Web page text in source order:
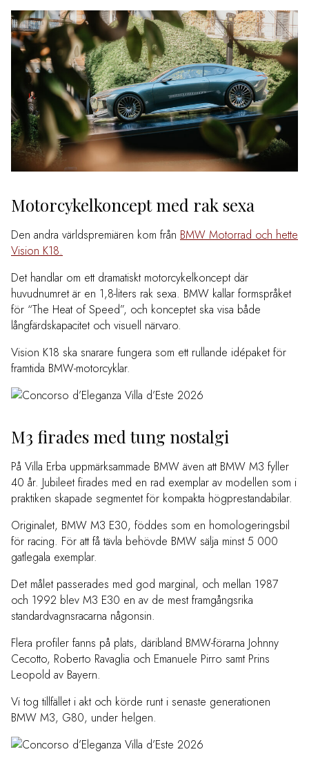
Motorcykelkoncept med rak sexa
Den andra världspremiären kom från BMW Motorrad och hette
Vision K18.
Det handlar om ett dramatiskt motorcykelkoncept där
huvudnumret är en 1,8-liters rak sexa. BMW kallar formspråket
för “The Heat of Speed”, och konceptet ska visa både
långfärdskapacitet och visuell närvaro.
Vision K18 ska snarare fungera som ett rullande idépaket för
framtida BMW-motorcyklar.
M3 firades med tung nostalgi
På Villa Erba uppmärksammade BMW även att BMW M3 fyller
40 år. Jubileet firades med en rad exemplar av modellen som i
praktiken skapade segmentet för kompakta högprestandabilar.
Originalet, BMW M3 E30, föddes som en homologeringsbil
för racing. För att få tävla behövde BMW sälja minst 5 000
gatlegala exemplar.
Det målet passerades med god marginal, och mellan 1987
och 1992 blev M3 E30 en av de mest framgångsrika
standardvagnsracarna någonsin.
Flera profiler fanns på plats, däribland BMW-förarna Johnny
Cecotto, Roberto Ravaglia och Emanuele Pirro samt Prins
Leopold av Bayern.
Vi tog tillfället i akt och körde runt i senaste generationen
BMW M3, G80, under helgen.